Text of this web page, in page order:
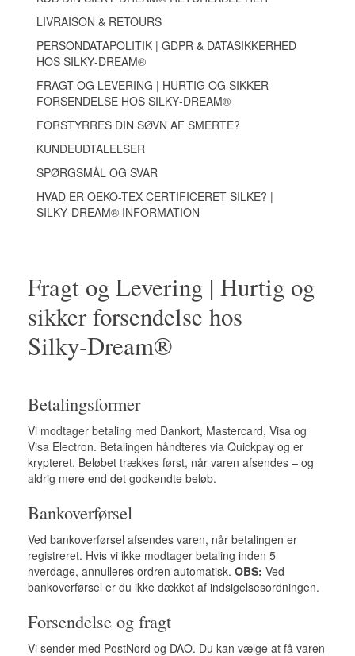
LIVRAISON & RETOURS
PERSONDATAPOLITIK | GDPR & DATASIKKERHED
HOS SILKY‑DREAM®
FRAGT OG LEVERING | HURTIG OG SIKKER
FORSENDELSE HOS SILKY‑DREAM®
FORSTYRRES DIN SØVN AF SMERTE?
KUNDEUDTALELSER
SPØRGSMÅL OG SVAR
HVAD ER OEKO-TEX CERTIFICERET SILKE? |
SILKY‑DREAM® INFORMATION
Fragt og Levering | Hurtig og
sikker forsendelse hos
Silky‑Dream®
Betalingsformer
Vi modtager betaling med Dankort, Mastercard, Visa og
Visa Electron. Betalingen håndteres via Quickpay og er
krypteret. Beløbet trækkes først, når varen afsendes – og
aldrig mere end det godkendte beløb.
Bankoverførsel
Ved bankoverførsel afsendes varen, når betalingen er
registreret. Hvis vi ikke modtager betaling inden 5
hverdage, annulleres ordren automatisk. OBS: Ved
bankoverførsel er du ikke dækket af indsigelsesordningen.
Forsendelse og fragt
Vi sender med PostNord og DAO. Du kan vælge at få varen